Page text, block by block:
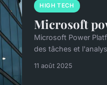
HIGH TECH
Microsoft
Microsoft Power
des tâches et
11 août 2025